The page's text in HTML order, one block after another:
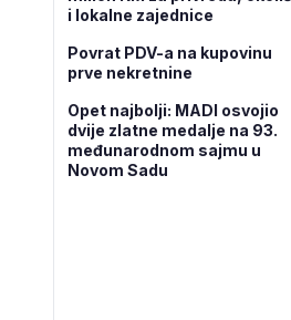
i lokalne zajednice
Povrat PDV-a na kupovinu
prve nekretnine
Opet najbolji: MADI osvojio
dvije zlatne medalje na 93.
međunarodnom sajmu u
Novom Sadu